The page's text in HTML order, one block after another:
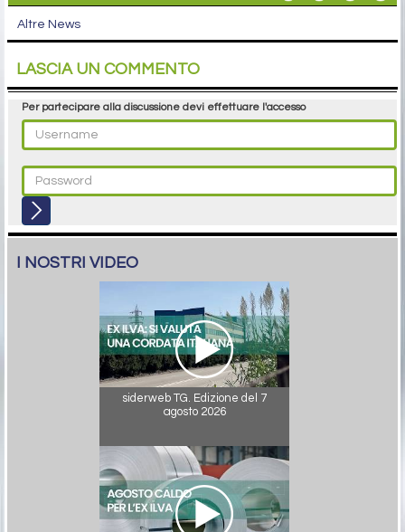
Altre News
LASCIA UN COMMENTO
Per partecipare alla discussione devi effettuare l'accesso
I NOSTRI VIDEO
siderweb TG. Edizione del 7
agosto 2026